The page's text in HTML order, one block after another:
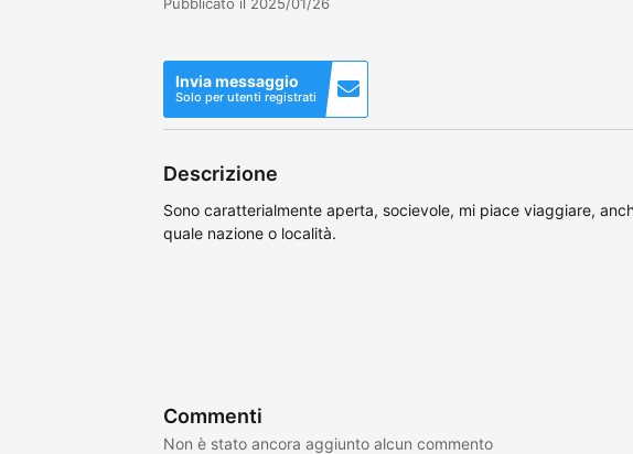
Invia messaggio
Solo per utenti registrati
Descrizione
Sono caratterialmente aperta, socievole, mi piace viaggiare,
quale nazione o località.
Commenti
Non è stato ancora aggiunto alcun commento